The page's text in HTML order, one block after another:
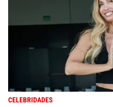
CELEBRIDADES